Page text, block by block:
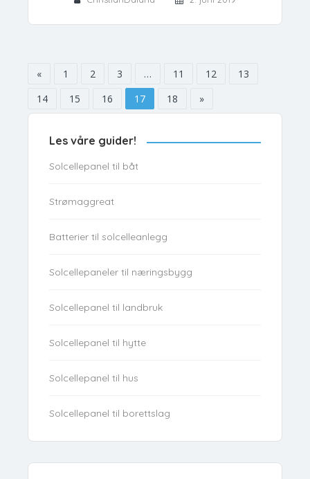
« 1 2 3 … 11 12
13
14
15 16 17 18 »
Les våre guider!
Solcellepanel til båt
Strømaggreat
Batterier til solcelleanlegg
Solcellepaneler til næringsbygg
Solcellepanel til landbruk
Solcellepanel til hytte
Solcellepanel til hus
Solcellepanel til borettslag